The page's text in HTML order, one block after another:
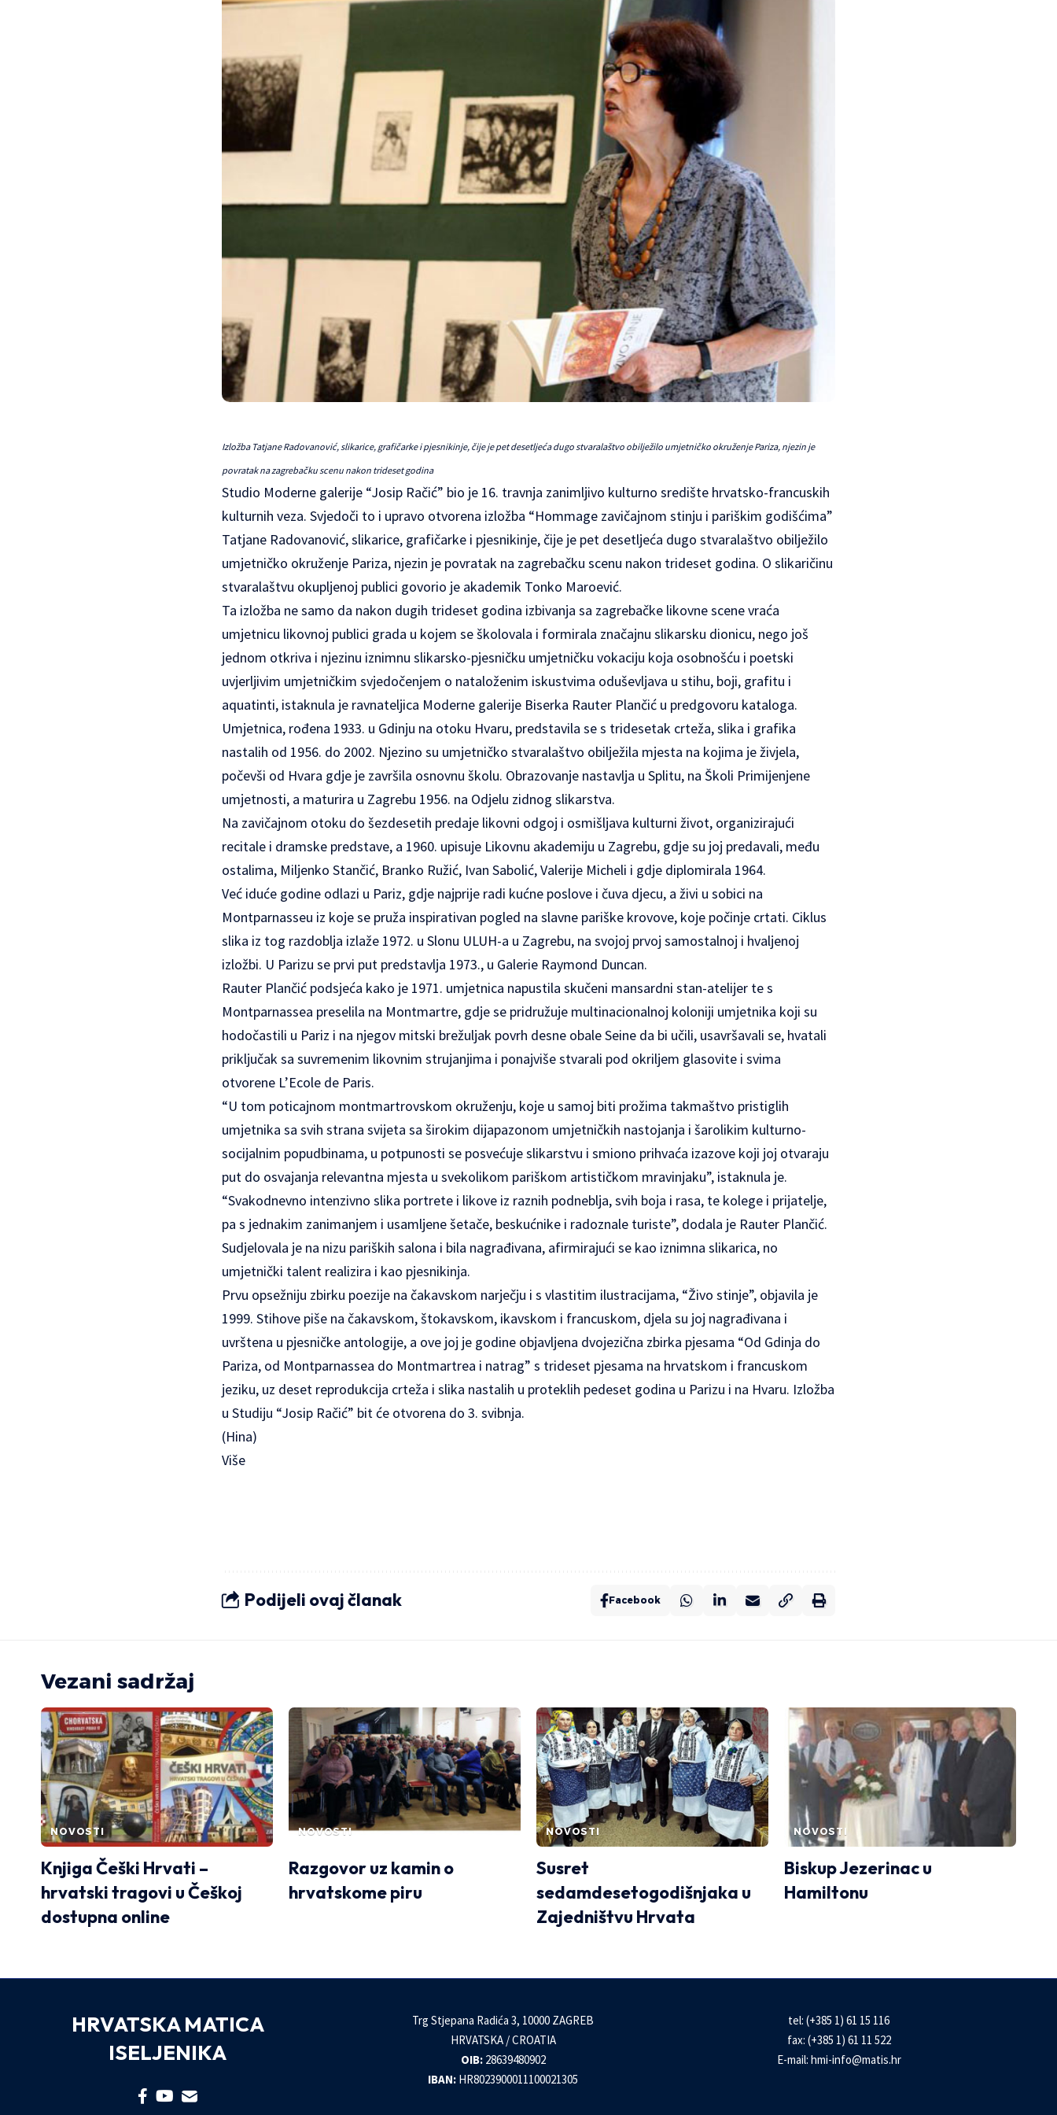
Izložba Tatjane Radovanović, slikarice, grafičarke i pjesnikinje, čije je pet desetljeća dugo stvaralaštvo obilježilo umjetničko okruženje Pariza, njezin je
povratak na zagrebačku scenu nakon trideset godina
Studio Moderne galerije “Josip Račić” bio je 16. travnja zanimljivo kulturno središte hrvatsko-francuskih
kulturnih veza. Svjedoči to i upravo otvorena izložba “Hommage zavičajnom stinju i pariškim godišćima”
Tatjane Radovanović, slikarice, grafičarke i pjesnikinje, čije je pet desetljeća dugo stvaralaštvo obilježilo
umjetničko okruženje Pariza, njezin je povratak na zagrebačku scenu nakon trideset godina. O slikaričinu
stvaralaštvu okupljenoj publici govorio je akademik Tonko Maroević.
Ta izložba ne samo da nakon dugih trideset godina izbivanja sa zagrebačke likovne scene vraća
umjetnicu likovnoj publici grada u kojem se školovala i formirala značajnu slikarsku dionicu, nego još
jednom otkriva i njezinu iznimnu slikarsko-pjesničku umjetničku vokaciju koja osobnošću i poetski
uvjerljivim umjetničkim svjedočenjem o nataloženim iskustvima oduševljava u stihu, boji, grafitu i
aquatinti, istaknula je ravnateljica Moderne galerije Biserka Rauter Plančić u predgovoru kataloga.
Umjetnica, rođena 1933. u Gdinju na otoku Hvaru, predstavila se s tridesetak crteža, slika i grafika
nastalih od 1956. do 2002. Njezino su umjetničko stvaralaštvo obilježila mjesta na kojima je živjela,
počevši od Hvara gdje je završila osnovnu školu. Obrazovanje nastavlja u Splitu, na Školi Primijenjene
umjetnosti, a maturira u Zagrebu 1956. na Odjelu zidnog slikarstva.
Na zavičajnom otoku do šezdesetih predaje likovni odgoj i osmišljava kulturni život, organizirajući
recitale i dramske predstave, a 1960. upisuje Likovnu akademiju u Zagrebu, gdje su joj predavali, među
ostalima, Miljenko Stančić, Branko Ružić, Ivan Sabolić, Valerije Micheli i gdje diplomirala 1964.
Već iduće godine odlazi u Pariz, gdje najprije radi kućne poslove i čuva djecu, a živi u sobici na
Montparnasseu iz koje se pruža inspirativan pogled na slavne pariške krovove, koje počinje crtati. Ciklus
slika iz tog razdoblja izlaže 1972. u Slonu ULUH-a u Zagrebu, na svojoj prvoj samostalnoj i hvaljenoj
izložbi. U Parizu se prvi put predstavlja 1973., u Galerie Raymond Duncan.
Rauter Plančić podsjeća kako je 1971. umjetnica napustila skučeni mansardni stan-atelijer te s
Montparnassea preselila na Montmartre, gdje se pridružuje multinacionalnoj koloniji umjetnika koji su
hodočastili u Pariz i na njegov mitski brežuljak povrh desne obale Seine da bi učili, usavršavali se, hvatali
priključak sa suvremenim likovnim strujanjima i ponajviše stvarali pod okriljem glasovite i svima
otvorene L’Ecole de Paris.
“U tom poticajnom montmartrovskom okruženju, koje u samoj biti prožima takmaštvo pristiglih
umjetnika sa svih strana svijeta sa širokim dijapazonom umjetničkih nastojanja i šarolikim kulturno-
socijalnim popudbinama, u potpunosti se posvećuje slikarstvu i smiono prihvaća izazove koji joj otvaraju
put do osvajanja relevantna mjesta u svekolikom pariškom artističkom mravinjaku”, istaknula je.
“Svakodnevno intenzivno slika portrete i likove iz raznih podneblja, svih boja i rasa, te kolege i prijatelje,
pa s jednakim zanimanjem i usamljene šetače, beskućnike i radoznale turiste”, dodala je Rauter Plančić.
Sudjelovala je na nizu pariških salona i bila nagrađivana, afirmirajući se kao iznimna slikarica, no
umjetnički talent realizira i kao pjesnikinja.
Prvu opsežniju zbirku poezije na čakavskom narječju i s vlastitim ilustracijama, “Živo stinje”, objavila je
1999. Stihove piše na čakavskom, štokavskom, ikavskom i francuskom, djela su joj nagrađivana i
uvrštena u pjesničke antologije, a ove joj je godine objavljena dvojezična zbirka pjesama “Od Gdinja do
Pariza, od Montparnassea do Montmartrea i natrag” s trideset pjesama na hrvatskom i francuskom
jeziku, uz deset reprodukcija crteža i slika nastalih u proteklih pedeset godina u Parizu i na Hvaru. Izložba
u Studiju “Josip Račić” bit će otvorena do 3. svibnja.
(Hina)
Više
Podijeli ovaj članak Facebook
Vezani sadržaj
NOVOSTI
Knjiga Češki Hrvati –
hrvatski tragovi u Češkoj
dostupna online
NOVOSTI
Razgovor uz kamin o
hrvatskome piru
NOVOSTI
Susret
sedamdesetogodišnjaka u
Zajedništvu Hrvata
NOVOSTI
Biskup Jezerinac u
Hamiltonu
HRVATSKA MATICA
ISELJENIKA
Trg Stjepana Radića 3, 10000 ZAGREB
HRVATSKA / CROATIA
OIB:28639480902
IBAN: HR8023900011100021305
tel: (+385 1) 61 15 116
fax: (+385 1) 61 11 522
E-mail: hmi-info@matis.hr